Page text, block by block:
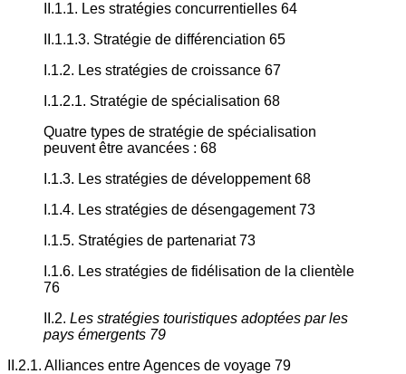
II.1.1. Les stratégies concurrentielles 64
II.1.1.3. Stratégie de différenciation 65
I.1.2. Les stratégies de croissance 67
I.1.2.1. Stratégie de spécialisation 68
Quatre types de stratégie de spécialisation
peuvent être avancées : 68
I.1.3. Les stratégies de développement 68
I.1.4. Les stratégies de désengagement 73
I.1.5. Stratégies de partenariat 73
I.1.6. Les stratégies de fidélisation de la clientèle
76
II.2. Les stratégies touristiques adoptées par les
pays émergents 79
II.2.1. Alliances entre Agences de voyage 79